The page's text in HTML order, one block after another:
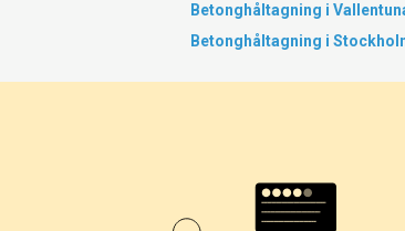
Betonghåltagning i
Betonghåltagning i